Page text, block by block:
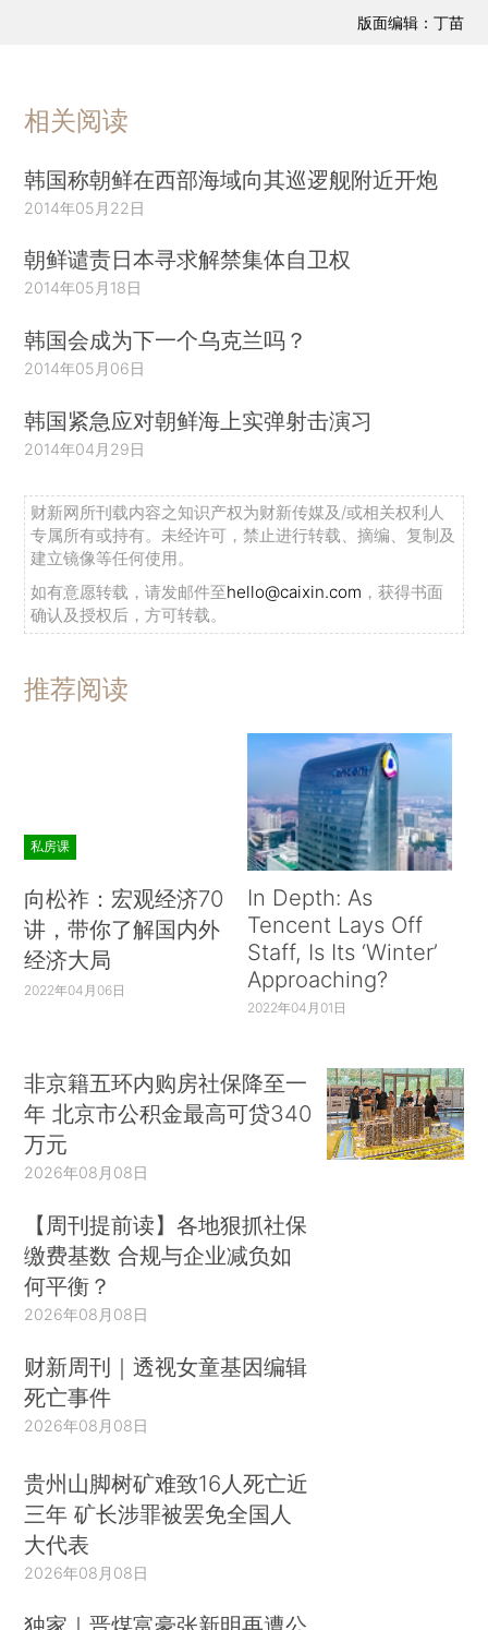
版面编辑：丁苗
相关阅读
韩国称朝鲜在西部海域向其巡逻舰附近开炮
2014年05月22日
朝鲜谴责日本寻求解禁集体自卫权
2014年05月18日
韩国会成为下一个乌克兰吗？
2014年05月06日
韩国紧急应对朝鲜海上实弹射击演习
2014年04月29日
财新网所刊载内容之知识产权为财新传媒及/或相关权利人
专属所有或持有。未经许可，禁止进行转载、摘编、复制及
建立镜像等任何使用。
如有意愿转载，请发邮件至hello@caixin.com ，获得书面
确认及授权后，方可转载。
推荐阅读
私房课
向松祚：宏观经济70
讲，带你了解国内外
经济大局
2022年04月06日
In Depth: As
Tencent Lays Off
Staff, Is Its ‘Winter’
Approaching?
2022年04月01日
非京籍五环内购房社保降至一
年 北京市公积金最高可贷340
万元
2026年08月08日
【周刊提前读】各地狠抓社保
缴费基数 合规与企业减负如
何平衡？
2026年08月08日
财新周刊｜透视女童基因编辑
死亡事件
2026年08月08日
贵州山脚树矿难致16人死亡近
三年 矿长涉罪被罢免全国人
大代表
2026年08月08日